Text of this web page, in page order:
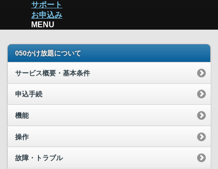
サポート
お申込み
MENU
050かけ放題について
サービス概要・基本条件
申込手続
機能
操作
故障・トラブル